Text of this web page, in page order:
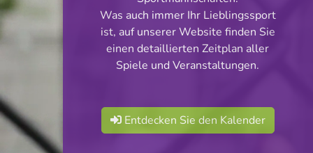
Teilen
Réserves Classe 4
Série 4
Was auch immer Ihr Lieblingssport
ist, auf unserer Website finden Sie
einen detaillierten Zeitplan aller
Spiele und Veranstaltungen.
Entdecken Sie den Kalender